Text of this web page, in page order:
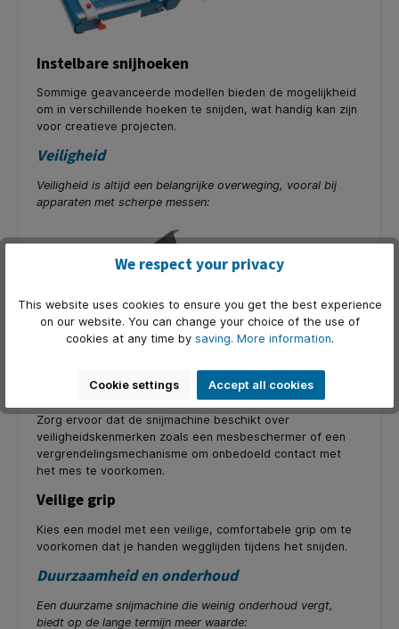
Instelbare snijhoeken
Sommige geavanceerde modellen bieden de mogelijkheid
om in verschillende hoeken te snijden, wat handig kan zijn
voor creatieve projecten.
Veiligheid
Veiligheid is altijd een belangrijke overweging, vooral bij
apparaten met scherpe messen:
Messenbescherming
Zorg ervoor dat de snijmachine beschikt over
veiligheidskenmerken zoals een mesbeschermer of een
vergrendelingsmechanisme om onbedoeld contact met
het mes te voorkomen.
Veilige grip
Kies een model met een veilige, comfortabele grip om te
voorkomen dat je handen wegglijden tijdens het snijden.
Duurzaamheid en onderhoud
Een duurzame snijmachine die weinig onderhoud vergt,
biedt op de lange termijn meer waarde:
We respect your privacy
This website uses cookies to ensure you get the best experience
on our website. You can change your choice of the use of
cookies at any time by saving. More information.
Cookie settings Accept all cookies